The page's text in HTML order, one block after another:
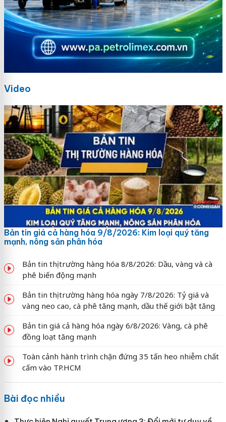
Video
Bản tin giá cả hàng hóa 9/8/2026: Kim loại quý tăng
mạnh, nông sản phân hóa
Bản tin thị trường hàng hóa 8/8/2026: Dầu, vàng và cà
phê biến động mạnh
Bản tin thị trường hàng hóa ngày 7/8/2026: Tỷ giá và
vàng neo cao, cà phê tăng mạnh, dầu thế giới bật tăng
Bản tin giá cả hàng hóa ngày 6/8/2026: Vàng, cà phê
đồng loạt tăng mạnh
Toàn cảnh hành trình chặn đứng 35 tấn heo nhiễm chất
cấm vào TP.HCM
Bài đọc nhiều